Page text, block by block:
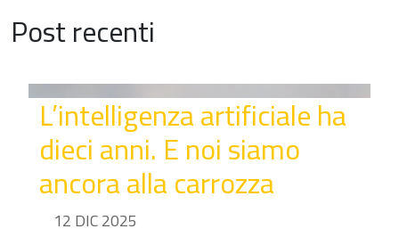
Post recenti
L’intelligenza artificiale ha
dieci anni. E noi siamo
ancora alla carrozza
12 DIC 2025